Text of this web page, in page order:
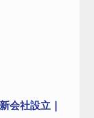
会社設立｜